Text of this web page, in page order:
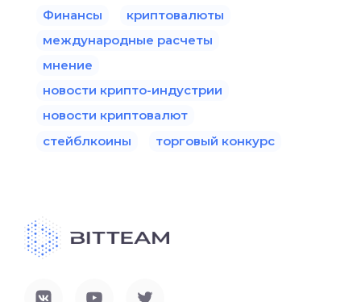
Финансы
криптовалюты
международные расчеты
мнение
новости крипто-индустрии
новости криптовалют
стейблкоины
торговый конкурс